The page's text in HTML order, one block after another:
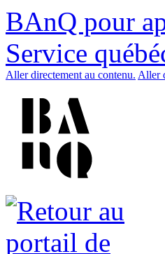
BAnQ pour
Service
Aller directement au contenu. Aller